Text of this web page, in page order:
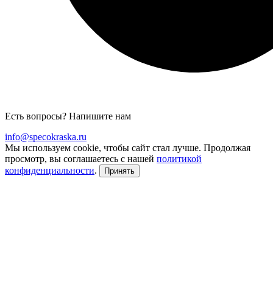
Есть вопросы? Напишите нам
info@specokraska.ru
Мы используем cookie, чтобы сайт стал лучше. Продолжая
просмотр, вы соглашаетесь с нашей политикой
конфиденциальности. Принять